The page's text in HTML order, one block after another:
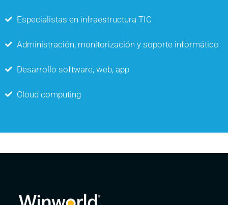
Especialistas en infraestructura TIC
Administración, monitorización y soporte informático
Desarrollo software, web, app
Cloud computing